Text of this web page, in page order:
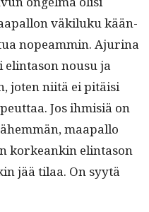
väk­iluku kään­
nopeam­min. Aju­ri­na
elin­ta­son nousu ja
joten niitä ei pitäisi
Jos ihmisiä on
maa­pal­lo
korkeankin elin­ta­son
jää tilaa. On syytä